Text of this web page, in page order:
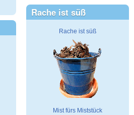
Rache ist süß
Rache ist süß
Mist fürs Miststück